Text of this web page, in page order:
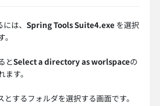
は、 Spring Tools Suite4.exe を選択
とSelect a directory as worlspaceの
ます。
とするフォルダを選択する画面です。